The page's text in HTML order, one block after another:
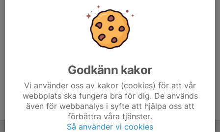
Godkänn kakor
Vi använder oss av kakor (cookies) för att vår
webbplats ska fungera bra för dig. De används
även för webbanalys i syfte att hjälpa oss att
förbättra våra tjänster.
Så använder vi cookies